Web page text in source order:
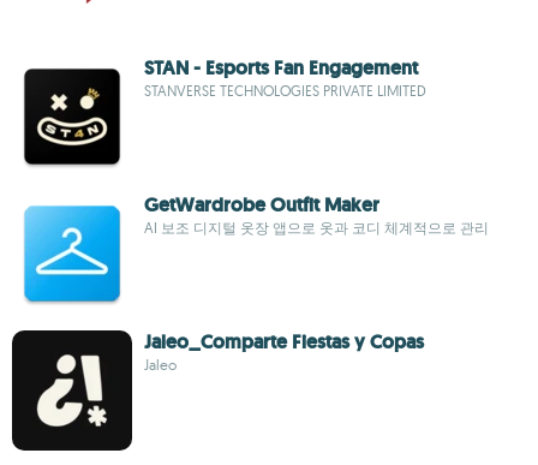
STAN - Esports Fan Engagement
STANVERSE TECHNOLOGIES PRIVATE LIMITED
GetWardrobe Outfit Maker
AI 보조 디지털 옷장 앱으로 옷과 코디 체계적으로 관리
Jaleo_Comparte Fiestas y Copas
Jaleo